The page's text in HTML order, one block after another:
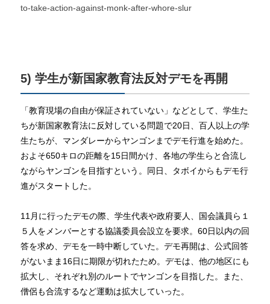
to-take-action-against-monk-after-whore-slur
5) 学生が新国家教育法反対デモを再開
「教育現場の自由が保証されていない」などとして、学生た
ちが新国家教育法に反対している問題で20日、百人以上の学
生たちが、マンダレーからヤンゴンまでデモ行進を始めた。
およそ650キロの距離を15日間かけ、各地の学生らと合流し
ながらヤンゴンを目指すという。同日、タボイからもデモ行
進がスタートした。
11月に行ったデモの際、学生代表や政府要人、国会議員ら１
５人をメンバーとする協議委員会設立を要求。60日以内の回
答を求め、デモを一時中断していた。デモ再開は、公式回答
がないまま16日に期限が切れたため。デモは、他の地区にも
拡大し、それぞれ別のルートでヤンゴンを目指した。また、
僧侶も合流するなど運動は拡大していった。